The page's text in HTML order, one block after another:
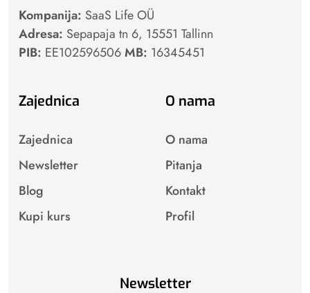
Kompanija: SaaS Life OÜ
Adresa: Sepapaja tn 6, 15551 Tallinn
PIB: EE102596506MB: 16345451
Zajednica
Zajednica
Newsletter
Blog
Kupi kurs
O nama
O nama
Pitanja
Kontakt
Profil
Newsletter